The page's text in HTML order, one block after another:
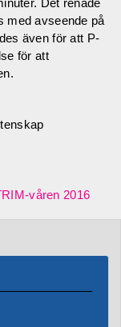
Det renade
med avseende på
även för att P-
för att
våren 2016